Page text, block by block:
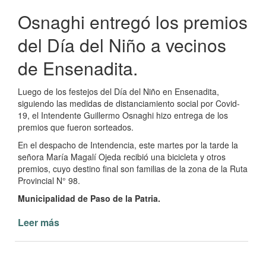
Patria
Osnaghi entregó los premios
del Día del Niño a vecinos
de Ensenadita.
Luego de los festejos del Día del Niño en Ensenadita,
siguiendo las medidas de distanciamiento social por Covid-
19, el Intendente Guillermo Osnaghi hizo entrega de los
premios que fueron sorteados.
En el despacho de Intendencia, este martes por la tarde la
señora María Magalí Ojeda recibió una bicicleta y otros
premios, cuyo destino final son familias de la zona de la Ruta
Provincial N° 98.
Municipalidad de Paso de la Patria.
Leer más